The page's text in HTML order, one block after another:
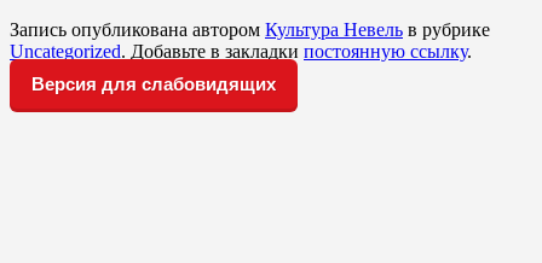
Запись опубликована автором Культура Невель в рубрике
Uncategorized. Добавьте в закладки постоянную ссылку.
Версия для слабовидящих